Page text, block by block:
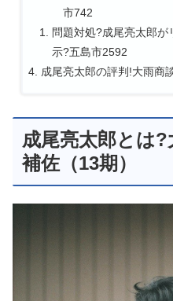
市742
問題対処?成尾亮太郎が
示?五島市2592
成尾亮太郎の評判!大雨商
成尾亮太郎とは
補佐（13期）